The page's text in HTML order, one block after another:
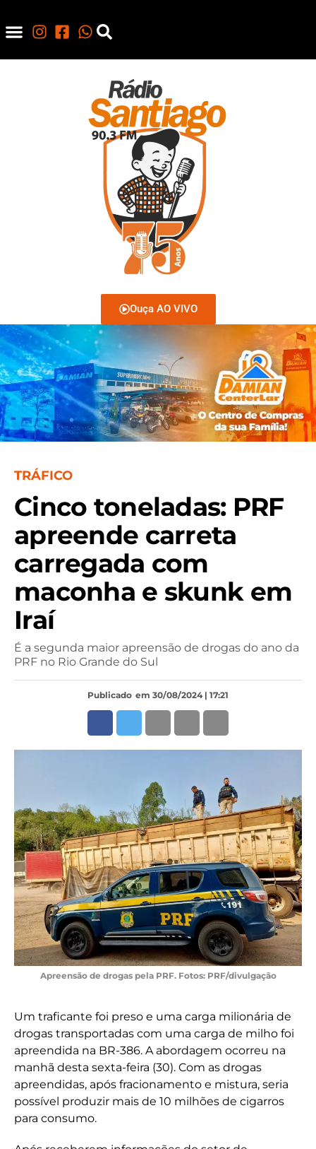
Ouça AO VIVO
TRÁFICO
Cinco toneladas: PRF
apreende carreta
carregada com
maconha e skunk em
Iraí
É a segunda maior apreensão de drogas do ano da
PRF no Rio Grande do Sul
Publicado em 30/08/2024 | 17:21
Apreensão de drogas pela PRF. Fotos: PRF/divulgação
Um traficante foi preso e uma carga milionária de
drogas transportadas com uma carga de milho foi
apreendida na BR-386. A abordagem ocorreu na
manhã desta sexta-feira (30). Com as drogas
apreendidas, após fracionamento e mistura, seria
possível produzir mais de 10 milhões de cigarros
para consumo.